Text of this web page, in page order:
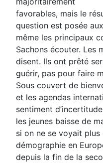
favorables, mais le
question est posée
même les principaux
Sachons écouter. Les
disent. Ils ont prêté
guérir, pas pour faire
Sous couvert de
et les agendas
sentiment
les jeunes baisse de
si on ne se voyait plus
démographie en
depuis la fin de la